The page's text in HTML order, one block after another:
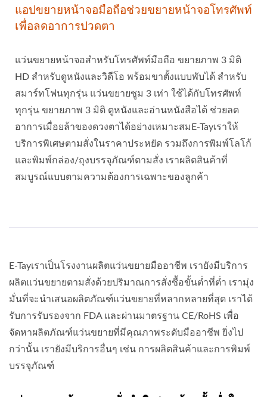
แอปขยายหน้าจอมือถือช่วยขยายหน้าจอโทรศัพท์
เพื่อลดอาการปวดตา
แว่นขยายหน้าจอสำหรับโทรศัพท์มือถือ ขยายภาพ 3 มิติ
HD สำหรับดูหนังและวิดีโอ พร้อมขาตั้งแบบพับได้ สำหรับ
สมาร์ทโฟนทุกรุ่น แว่นขยายซูม 3 เท่า ใช้ได้กับโทรศัพท์
ทุกรุ่น ขยายภาพ 3 มิติ ดูหนังและอ่านหนังสือได้ ช่วยลด
อาการเมื่อยล้าของดวงตาได้อย่างเหมาะสมE-Tayเราให้
บริการพิเศษตามสั่งในราคาประหยัด รวมถึงการพิมพ์โลโก้
และพิมพ์กล่อง/ถุงบรรจุภัณฑ์ตามสั่ง เราผลิตสินค้าที่
สมบูรณ์แบบตามความต้องการเฉพาะของลูกค้า
E-Tayเราเป็นโรงงานผลิตแว่นขยายมืออาชีพ เรายังมีบริการ
ผลิตแว่นขยายตามสั่งด้วยปริมาณการสั่งซื้อขั้นต่ำที่ต่ำ เรามุ่ง
มั่นที่จะนำเสนอผลิตภัณฑ์แว่นขยายที่หลากหลายที่สุด เราได้
รับการรับรองจาก FDA และผ่านมาตรฐาน CE/RoHS เพื่อ
จัดหาผลิตภัณฑ์แว่นขยายที่มีคุณภาพระดับมืออาชีพ ยิ่งไป
กว่านั้น เรายังมีบริการอื่นๆ เช่น การผลิตสินค้าและการพิมพ์
บรรจุภัณฑ์